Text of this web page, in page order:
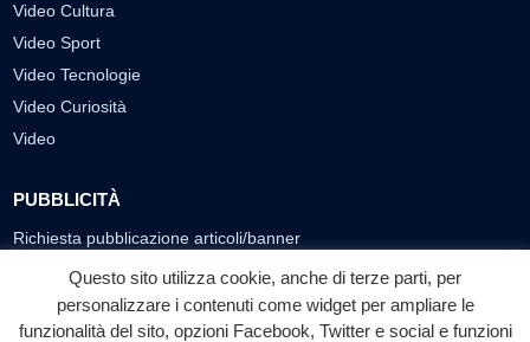
Video Cultura
Video Sport
Video Tecnologie
Video Curiosità
Video
PUBBLICITÀ
Richiesta pubblicazione articoli/banner
SEGUICI SUI SOCIAL
Questo sito utilizza cookie, anche di terze parti, per
personalizzare i contenuti come widget per ampliare le
funzionalità del sito, opzioni Facebook, Twitter e social e funzioni